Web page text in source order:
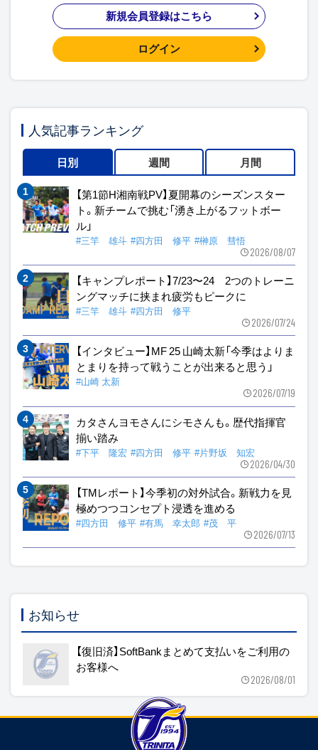
新規会員登録はこちら
ログイン
人気記事ランキング
日別 週間 月間
【第1節H湘南戦PV】夏開幕のシーズンスター
ト。新チームで挑む「湧き上がるフットボー
ル」
#三竿 雄斗 #四方田 修平 #榊原 彗悟
2026/08/07
【キャンプレポート】7/23〜24 2つのトレーニ
ングマッチに挟まれ疲労もピークに
#三竿 雄斗 #四方田 修平
2026/07/24
【インタビュー】MF 25 山崎太新「今季はよりま
とまりを持って戦うことが出来ると思う」
#山崎 太新
2026/07/19
カタさんヨモさんにシモさんも。歴代指揮官
揃い踏み
#下平 隆宏 #四方田 修平 #片野坂 知宏
2026/04/30
【TMレポート】今季初の対外試合。新戦力を見
極めつつコンセプト浸透を進める
#四方田 修平 #有馬 幸太郎 #茂 平
2026/07/13
お知らせ
【復旧済】SoftBankまとめて支払いをご利用の
お客様へ
2026/08/01